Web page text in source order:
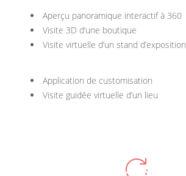
Aperçu panoramique interactif à 360
Visite 3D d’une boutique
Visite virtuelle d’un stand d’exposition
Application de customisation
Visite guidée virtuelle d’un lieu